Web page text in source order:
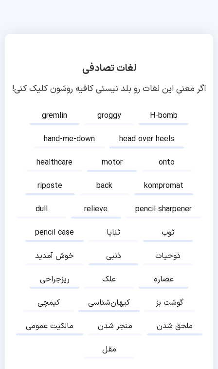
لغات تصادفی
اگر معنی این لغات رو بلد نیستی کافیه روشون کلیک کنی!
gremlin groggy
H-bomb
hand-me-down
head over heels
healthcare
motor
onto
riposte
back
kompromat
dull
relieve
pencil sharpener
pencil case
ثنایا
ثوب
خوش آمدید
ذنبی
ذوحیات
ریزجراحی
علک
عصاره
کیمچی
کیهان‌شناسی
گوشت بز
مالکیت عمومی
منجر شدن
ملحق شدن
مقل